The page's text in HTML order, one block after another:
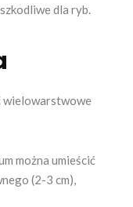
dla ryb.
wielowarstwowe
można umieścić
(2-3 cm),